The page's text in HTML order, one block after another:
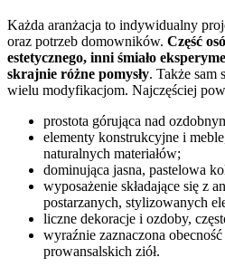
Każda aranżacja to indywidualny
oraz potrzeb domowników. Część
estetycznego, inni śmiało
skrajnie różne pomysły. Także sam
wielu modyfikacjom. Najczęściej
prostota górująca nad
elementy konstrukcyjne i
naturalnych materiałów;
dominująca jasna, pastelowa
wyposażenie składające się z
postarzanych, stylizowanych
liczne dekoracje i ozdoby,
wyraźnie zaznaczona
prowansalskich ziół.